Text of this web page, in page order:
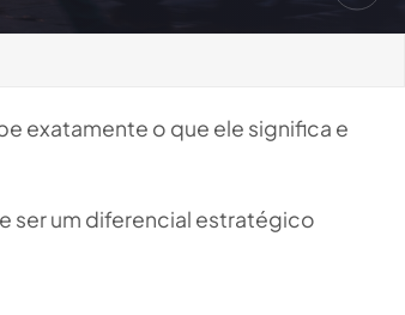
exatamente o que ele significa e
ser um diferencial estratégico